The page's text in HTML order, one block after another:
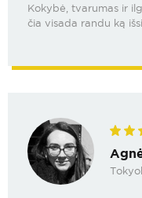
Kokybė, tvarumas ir
čia visada randu ką